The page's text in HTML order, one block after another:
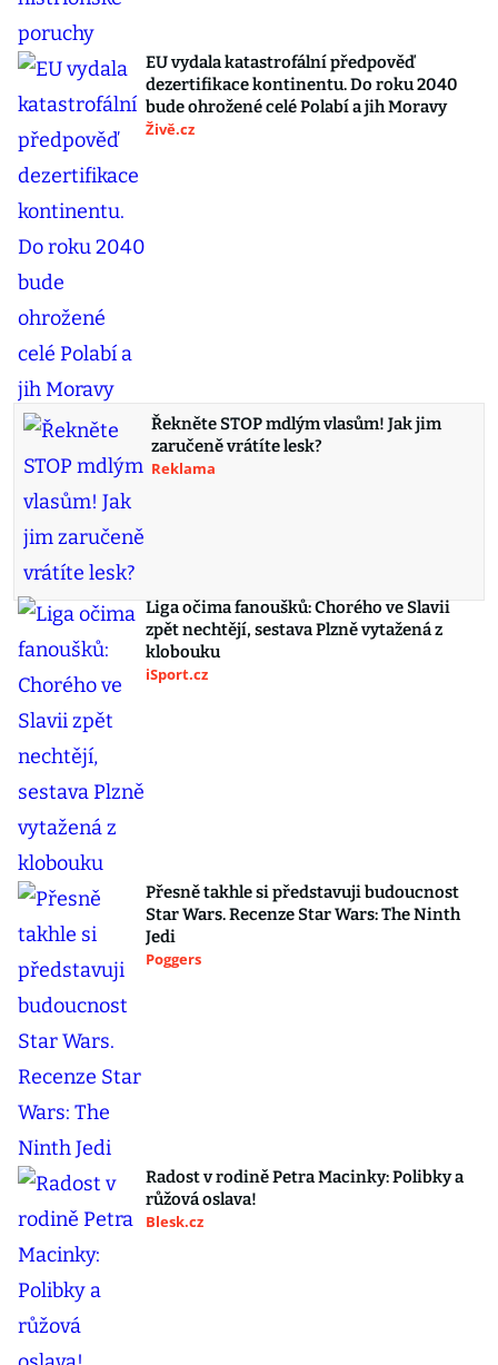
EU vydala katastrofální předpověď
dezertifikace kontinentu. Do roku 2040
bude ohrožené celé Polabí a jih Moravy
Živě.cz
Řekněte STOP mdlým vlasům! Jak jim
zaručeně vrátíte lesk?
Reklama
Liga očima fanoušků: Chorého ve Slavii
zpět nechtějí, sestava Plzně vytažená z
klobouku
iSport.cz
Přesně takhle si představuji budoucnost
Star Wars. Recenze Star Wars: The Ninth
Jedi
Poggers
Radost v rodině Petra Macinky: Polibky a
růžová oslava!
Blesk.cz